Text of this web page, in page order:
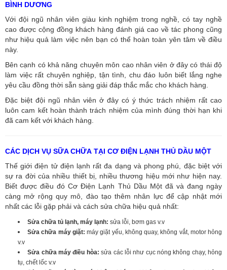
BÌNH DƯƠNG
Với đội ngũ nhân viên giàu kinh nghiệm trong nghề, có tay nghề
cao được cộng đồng khách hàng đánh giá cao về tác phong cũng
như hiệu quả làm việc nên bạn có thể hoàn toàn yên tâm về điều
này.
Bên cạnh có khả năng chuyên môn cao nhân viên ở đây có thái độ
làm việc rất chuyên nghiệp, tận tình, chu đáo luôn biết lắng nghe
yêu cầu đồng thời sẵn sàng giải đáp thắc mắc cho khách hàng.
Đặc biệt đội ngũ nhân viên ở đây có ý thức trách nhiệm rất cao
luôn cam kết hoàn thành trách nhiệm của mình đúng thời hạn khi
đã cam kết với khách hàng.
CÁC DỊCH VỤ SỮA CHỮA TẠI CƠ ĐIỆN LẠNH THỦ DẦU MỘT
Thế giới điện tử điện lạnh rất đa dạng và phong phú, đặc biệt với
sự ra đời của nhiều thiết bị, nhiều thương hiệu mới như hiện nay.
Biết được điều đó Cơ Điện Lạnh Thủ Dầu Một đã và đang ngày
càng mở rộng quy mô, đào tạo thêm nhân lực để cập nhật mới
nhất các lỗi gặp phải và cách sửa chữa hiệu quả nhất:
Sửa chữa tủ lạnh, máy lạnh: sửa lỗi, bơm gas v.v
Sửa chữa máy giặt:máy giặt yếu, không quay, không vắt, motor hỏng
v.v
Sửa chữa máy điều hòa: sửa các lỗi như cục nóng không chạy, hỏng
tụ, chết lốc v.v